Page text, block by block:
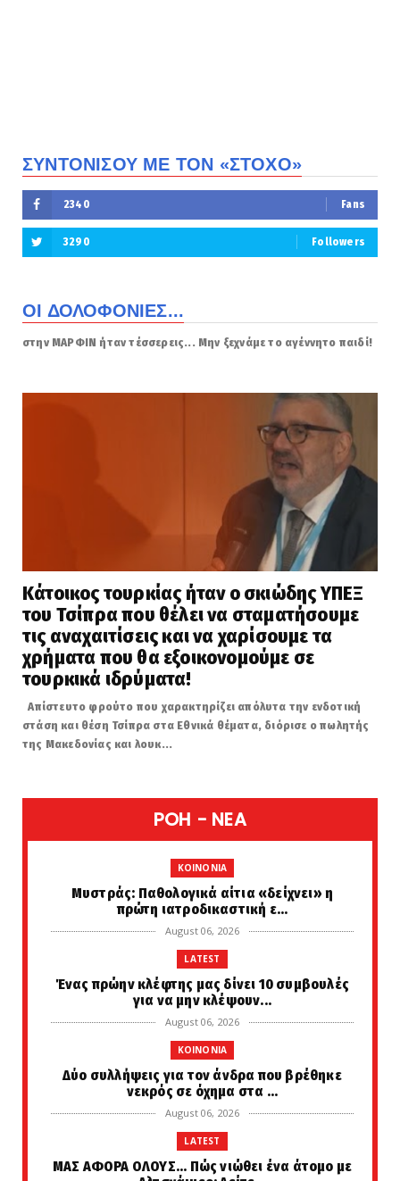
ΣΥΝΤΟΝΙΣΟΥ ΜΕ ΤΟΝ «ΣΤΟΧΟ»
2340 Fans
3290 Followers
ΟΙ ΔΟΛΟΦΟΝΙΕΣ...
στην ΜΑΡΦΙΝ ήταν τέσσερεις... Μην ξεχνάμε το αγέννητο παιδί!
Κάτοικος τουρκίας ήταν ο σκιώδης ΥΠΕΞ
του Τσίπρα που θέλει να σταματήσουμε
τις αναχαιτίσεις και να χαρίσουμε τα
χρήματα που θα εξοικονομούμε σε
τουρκικά ιδρύματα!
Απίστευτο φρούτο που χαρακτηρίζει απόλυτα την ενδοτική
στάση και θέση Τσίπρα στα Εθνικά θέματα, διόρισε ο πωλητής
της Μακεδονίας και λουκ...
POH - NEA
KOINONIA
Μυστράς: Παθολογικά αίτια «δείχνει» η
πρώτη ιατροδικαστική ε...
August 06, 2026
LATEST
Ένας πρώην κλέφτης μας δίνει 10 συμβουλές
για να μην κλέψουν...
August 06, 2026
KOINONIA
Δύο συλλήψεις για τον άνδρα που βρέθηκε
νεκρός σε όχημα στα ...
August 06, 2026
LATEST
ΜΑΣ ΑΦΟΡΑ ΟΛΟΥΣ... Πώς νιώθει ένα άτομο με